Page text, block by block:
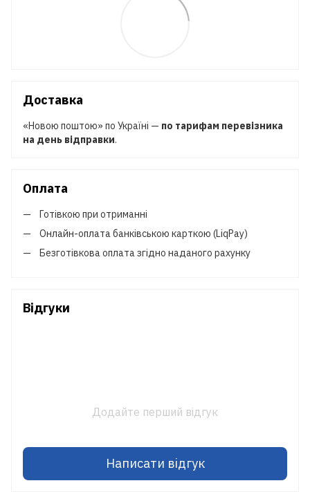
Доставка
«Новою поштою» по Україні — по тарифам перевізника
на день відправки.
Оплата
Готівкою при отриманні
Онлайн-оплата банківською карткою (LiqPay)
Безготівкова оплата згідно наданого рахунку
Відгуки
Додайте перший відгук
Написати відгук